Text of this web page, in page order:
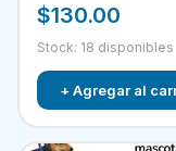
$130.00
Stock: 18 disponibles
+ Agregar al